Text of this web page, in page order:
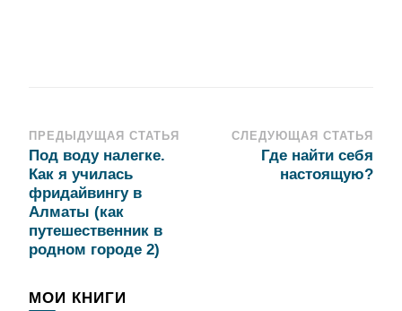
Навигация
по
записям
ПРЕДЫДУЩАЯ СТАТЬЯ
Под воду налегке.
Как я училась
фридайвингу в
Алматы (как
путешественник в
родном городе 2)
СЛЕДУЮЩАЯ СТАТЬЯ
Где найти себя
настоящую?
МОИ КНИГИ